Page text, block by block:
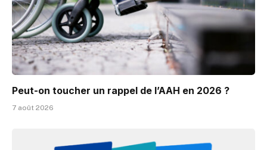
Peut-on toucher un rappel de l’AAH en 2026 ?
7 août 2026